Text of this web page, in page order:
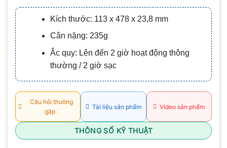
xếp
hạng
0.0
5
sao
Kích thước: 113 x 478 x 23,8 mm
Cân nặng: 235g
Ắc quy: Lên đến 2 giờ hoạt động thông
thường / 2 giờ sạc
Câu hỏi thường
gặp
Tài liệu sản phẩm Video sản phẩm
THÔNG SỐ KỸ THUẬT